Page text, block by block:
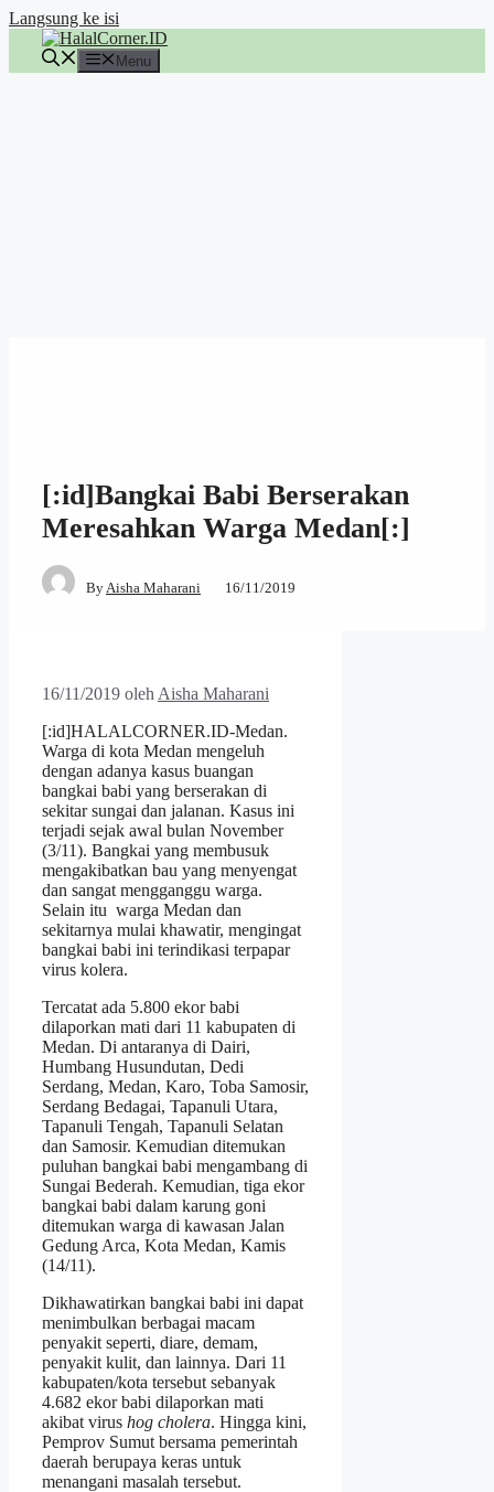
Langsung ke isi
Menu
[:id]Bangkai Babi Berserakan
Meresahkan Warga Medan[:]
ByAisha Maharani 16/11/2019
16/11/2019 oleh Aisha Maharani
[:id]HALALCORNER.ID-Medan.
Warga di kota Medan mengeluh
dengan adanya kasus buangan
bangkai babi yang berserakan di
sekitar sungai dan jalanan. Kasus ini
terjadi sejak awal bulan November
(3/11). Bangkai yang membusuk
mengakibatkan bau yang menyengat
dan sangat mengganggu warga.
Selain itu warga Medan dan
sekitarnya mulai khawatir, mengingat
bangkai babi ini terindikasi terpapar
virus kolera.
Tercatat ada 5.800 ekor babi
dilaporkan mati dari 11 kabupaten di
Medan. Di antaranya di Dairi,
Humbang Husundutan, Dedi
Serdang, Medan, Karo, Toba Samosir,
Serdang Bedagai, Tapanuli Utara,
Tapanuli Tengah, Tapanuli Selatan
dan Samosir. Kemudian ditemukan
puluhan bangkai babi mengambang di
Sungai Bederah. Kemudian, tiga ekor
bangkai babi dalam karung goni
ditemukan warga di kawasan Jalan
Gedung Arca, Kota Medan, Kamis
(14/11).
Dikhawatirkan bangkai babi ini dapat
menimbulkan berbagai macam
penyakit seperti, diare, demam,
penyakit kulit, dan lainnya. Dari 11
kabupaten/kota tersebut sebanyak
4.682 ekor babi dilaporkan mati
akibat virus hog cholera. Hingga kini,
Pemprov Sumut bersama pemerintah
daerah berupaya keras untuk
menangani masalah tersebut.